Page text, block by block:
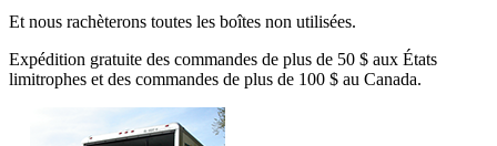
Et nous rachèterons toutes les boîtes non utilisées.
Expédition gratuite des commandes de plus de 50 $ aux États
limitrophes et des commandes de plus de 100 $ au Canada.